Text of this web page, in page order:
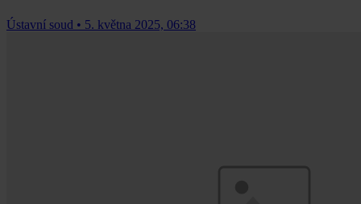
Ústavní soud • 5. května 2025, 06:38